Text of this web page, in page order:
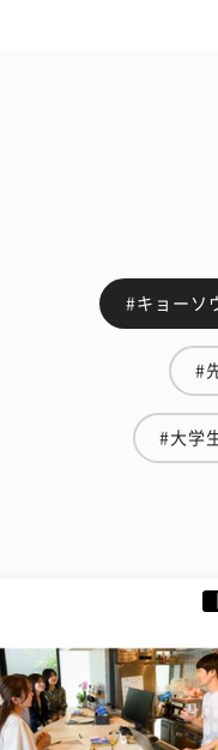
#キョーソ
#
#大学